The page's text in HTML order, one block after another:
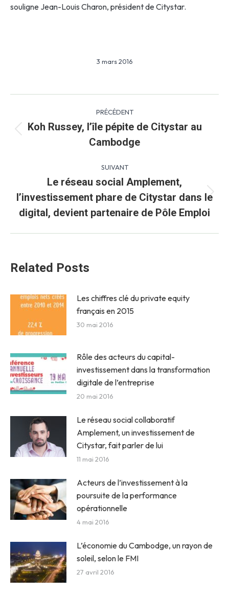
souligne Jean-Louis Charon, président de Citystar.
3 mars 2016
article
PRÉCÉDENT
Article
précédent
Koh Russey, l’île pépite de Citystar au
Cambodge
SUIVANT
Article
suivant
Le réseau social Amplement,
l’investissement phare de Citystar dans le
digital, devient partenaire de Pôle Emploi
Related Posts
Les chiffres clé du private equity
français en 2015
30 mai 2016
Rôle des acteurs du capital-
investissement dans la transformation
digitale de l’entreprise
20 mai 2016
Le réseau social collaboratif
Amplement, un investissement de
Citystar, fait parler de lui
11 mai 2016
Acteurs de l’investissement à la
poursuite de la performance
opérationnelle
4 mai 2016
L’économie du Cambodge, un rayon de
soleil, selon le FMI
27 avril 2016